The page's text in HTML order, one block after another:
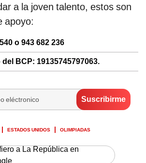
a la joven talento, estos son
apoyo:
o 943 682 236
BCP: 19135745797063.
ESTADOS UNIDOS OLIMPIADAS
a La República en